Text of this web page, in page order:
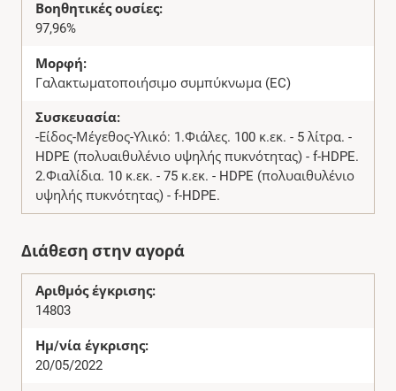
Βοηθητικές ουσίες:
97,96%
Μορφή:
Γαλακτωματοποιήσιμο συμπύκνωμα (EC)
Συσκευασία:
-Είδος-Μέγεθος-Υλικό: 1.Φιάλες. 100 κ.εκ. - 5 λίτρα. -
HDPE (πολυαιθυλένιο υψηλής πυκνότητας) - f-HDPE.
2.Φιαλίδια. 10 κ.εκ. - 75 κ.εκ. - HDPE (πολυαιθυλένιο
υψηλής πυκνότητας) - f-HDPE.
Διάθεση στην αγορά
Αριθμός έγκρισης:
14803
Ημ/νία έγκρισης:
20/05/2022